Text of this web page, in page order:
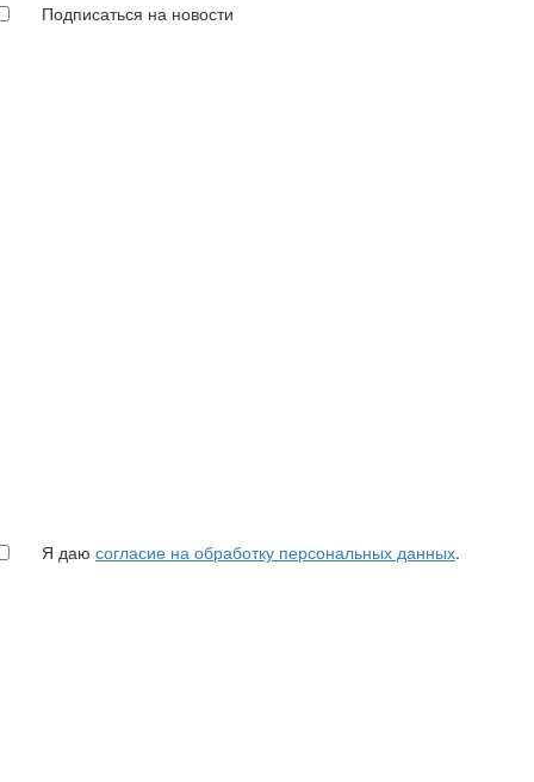
Подписаться на новости
Я даю согласие на обработку персональных данных.